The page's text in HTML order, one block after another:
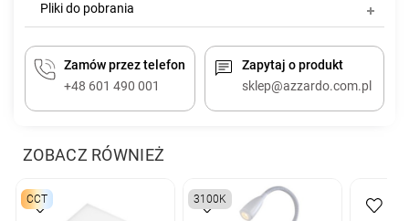
Pliki do pobrania
Zamów przez telefon
+48 601 490 001
Zapytaj o produkt
sklep@azzardo.com.pl
ZOBACZ RÓWNIEŻ
CCT 3100K